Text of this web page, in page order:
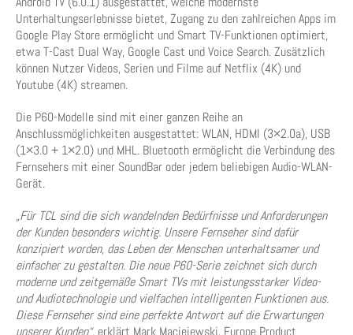
Unterhaltungserlebnisse bietet, Zugang zu den zahlreichen Apps im
Google Play Store ermöglicht und Smart TV-Funktionen optimiert,
etwa T-Cast Dual Way, Google Cast und Voice Search. Zusätzlich
können Nutzer Videos, Serien und Filme auf Netflix (4K) und
Youtube (4K) streamen.
Die P60-Modelle sind mit einer ganzen Reihe an
Anschlussmöglichkeiten ausgestattet: WLAN, HDMI (3×2.0a), USB
(1×3.0 + 1×2.0) und MHL. Bluetooth ermöglicht die Verbindung des
Fernsehers mit einer SoundBar oder jedem beliebigen Audio-WLAN-
Gerät.
„Für TCL sind die sich wandelnden Bedürfnisse und Anforderungen
der Kunden besonders wichtig. Unsere Fernseher sind dafür
konzipiert worden, das Leben der Menschen unterhaltsamer und
einfacher zu gestalten. Die neue P60-Serie zeichnet sich durch
moderne und zeitgemäße Smart TVs mit leistungsstarker Video-
und Audiotechnologie und vielfachen intelligenten Funktionen aus.
Diese Fernseher sind eine perfekte Antwort auf die Erwartungen
unserer Kunden“, erklärt Mark Maciejewski, Europe Product